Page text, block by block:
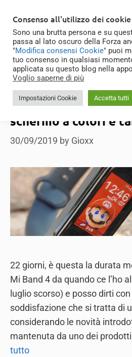
content
WhatsApp
Mi Band 4: 22 giorni
schermo a colori e
30/09/2019 by Gioxx
22 giorni, è questa la durata
Mi Band 4 da quando ce l’ho
luglio scorso) e posso dirti
soddisfazione che si tratta di
considerando le novità
mantenuta da uno dei
tutto
Consenso all'utilizzo dei cookie
Sono una brutta persona e su
passa al lato oscuro della Forza
"Modifica consensi Cookie" puoi
tuo consenso in qualsiasi
applicata su questo blog nella
Voglio saperne di più
Impostazioni Cookie Accetta tutti